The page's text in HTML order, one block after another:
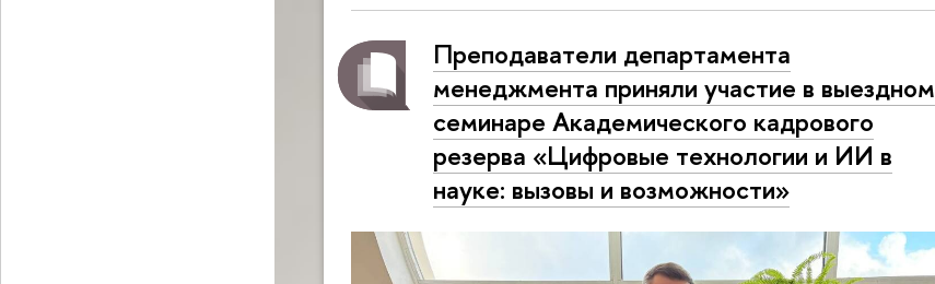
Преподаватели департамента
менеджмента приняли участие в выездном
семинаре Академического кадрового
резерва «Цифровые технологии и ИИ в
науке: вызовы и возможности»